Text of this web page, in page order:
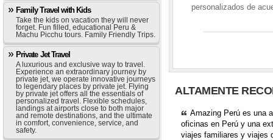
Family Travel with Kids
Take the kids on vacation they will never
forget. Fun filled, educational Peru &
Machu Picchu tours. Family Friendly Trips.
Private Jet Travel
A luxurious and exclusive way to travel.
Experience an extraordinary journey by
private jet, we operate innovative journeys
to legendary places by private jet. Flying
by private jet offers all the essentials of
personalized travel. Flexible schedules,
landings at airports close to both major
and remote destinations, and the ultimate
in comfort, convenience, service, and
safety.
personalizados de
ALTAMENTE
Amazing Perú es una
oficinas en Perú y una
viajes familiares y viajes